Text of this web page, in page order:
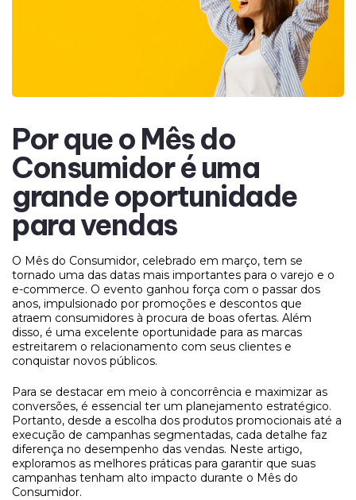
Por que o Mês do
Consumidor é uma
grande oportunidade
para vendas
O Mês do Consumidor, celebrado em março, tem se
tornado uma das datas mais importantes para o varejo e o
e-commerce. O evento ganhou força com o passar dos
anos, impulsionado por promoções e descontos que
atraem consumidores à procura de boas ofertas. Além
disso, é uma excelente oportunidade para as marcas
estreitarem o relacionamento com seus clientes e
conquistar novos públicos.
Para se destacar em meio à concorrência e maximizar as
conversões, é essencial ter um planejamento estratégico.
Portanto, desde a escolha dos produtos promocionais até a
execução de campanhas segmentadas, cada detalhe faz
diferença no desempenho das vendas. Neste artigo,
exploramos as melhores práticas para garantir que suas
campanhas tenham alto impacto durante o Mês do
Consumidor.